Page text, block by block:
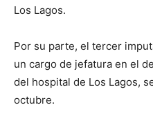
Los Lagos.
Por su parte, el tercer
un cargo de jefatura en el
del hospital de Los Lagos,
octubre.